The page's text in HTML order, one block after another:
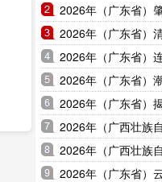
2026年（广东省）
2026年（广东省）
2026年（广东省）
2026年（广东省）
2026年（广东省）
2026年（广西壮族
作报告
2026年（广西壮族
作报告
2026年（广东省）